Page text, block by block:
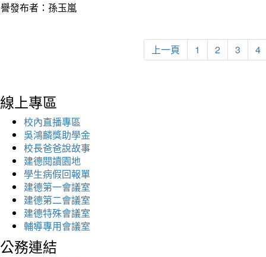
發布者：孫玉嵐
上一頁 1 2 3 4
線上專區
校內直播專區
吳鴻麟獎助學金
校長爸爸說故事
建德閱讀園地
學生病假回報單
建德第一會議室
建德第二會議室
建德特殊會議室
輔導專用會議室
公務連結